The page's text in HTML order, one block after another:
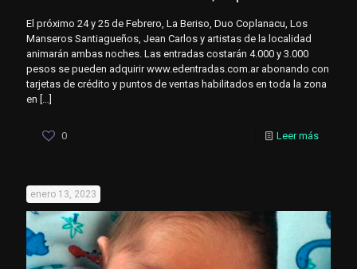
El próximo 24 y 25 de Febrero, La Beriso, Duo Coplanacu, Los
Manseros Santiagueños, Jean Carlos y artistas de la localidad
animarán ambas noches. Las entradas costarán 4.000 y 3.000
pesos se pueden adquirir www.edentradas.com.ar abonando con
tarjetas de crédito y puntos de ventas habilitados en toda la zona
en […]
0 Leer más
enero 13, 2023